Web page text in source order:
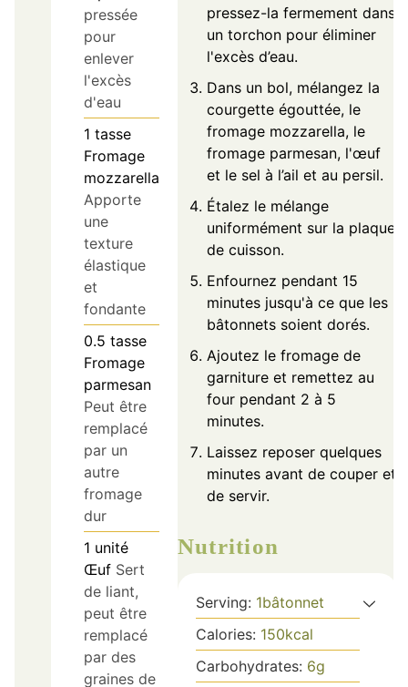
pressée
pour
enlever
l'excès
d'eau
1 tasse
Fromage
mozzarella
Apporte
une
texture
élastique
et
fondante
0.5 tasse
Fromage
parmesan
Peut être
remplacé
par un
autre
fromage
dur
1 unité
Œuf Sert
de liant,
peut être
remplacé
par des
graines de
pressez-la fermement dans
un torchon pour éliminer
l'excès d’eau.
Dans un bol, mélangez la
courgette égouttée, le
fromage mozzarella, le
fromage parmesan, l'œuf
et le sel à l’ail et au persil.
Étalez le mélange
uniformément sur la plaque
de cuisson.
Enfournez pendant 15
minutes jusqu'à ce que les
bâtonnets soient dorés.
Ajoutez le fromage de
garniture et remettez au
four pendant 2 à 5
minutes.
Laissez reposer quelques
minutes avant de couper et
de servir.
Nutrition
Serving: 1bâtonnet
Calories: 150kcal
Carbohydrates: 6g